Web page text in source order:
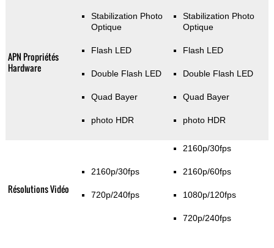
APN Propriétés
Hardware
Stabilization Photo
Optique
Flash LED
Double Flash LED
Quad Bayer
photo HDR
Stabilization Photo
Optique
Flash LED
Double Flash LED
Quad Bayer
photo HDR
Résolutions Vidéo
2160p/30fps
720p/240fps
2160p/30fps
2160p/60fps
1080p/120fps
720p/240fps